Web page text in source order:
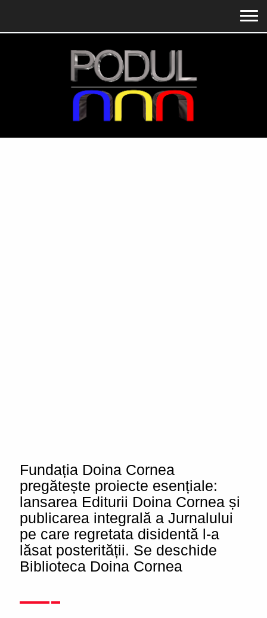
Fundația Doina Cornea
pregătește proiecte esențiale:
lansarea Editurii Doina Cornea și
publicarea integrală a Jurnalului
pe care regretata disidentă l-a
lăsat posterității. Se deschide
Biblioteca Doina Cornea